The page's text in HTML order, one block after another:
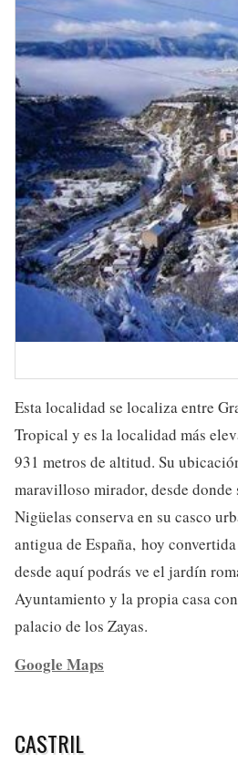
Esta localidad se localiza entre
Tropical y es la localidad más
931 metros de altitud. Su
maravilloso mirador, desde donde
Nigüelas conserva en su casco
antigua de España, hoy
desde aquí podrás ve el jardín
Ayuntamiento y la propia casa
palacio de los Zayas.
Google Maps
CASTRIL